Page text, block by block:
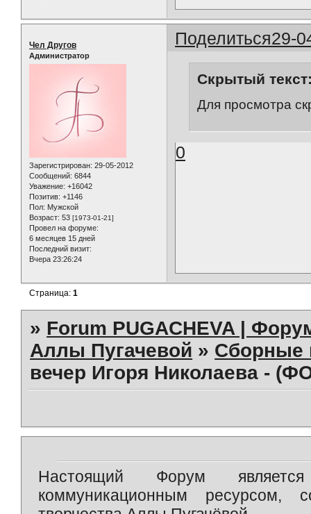
Поделиться29-
Чел Другов
Администратор
Зарегистрирован: 29-05-2012
Сообщений: 6844
Уважение: +16042
Позитив: +1146
Пол: Мужской
Возраст: 53 [1973-01-21]
Провел на форуме:
6 месяцев 15 дней
Последний визит:
Вчера 23:26:24
Скрытый
Для просмотра
0
Страница:1
» Forum PUGACHEVA |
Аллы Пугачевой » Сборные
вечер Игоря Николаева -
Настоящий Форум является
коммуникационным ресурсом,